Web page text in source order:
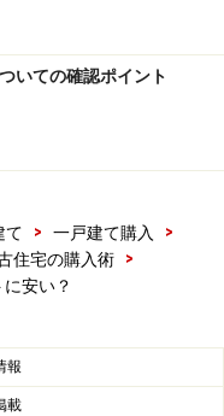
いての確認ポイント
て > 一戸建て購入
>
住宅の購入術
>
安い？
報
載